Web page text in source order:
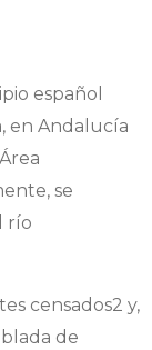
español
en Andalucía
se
río
censados2​ y,
de